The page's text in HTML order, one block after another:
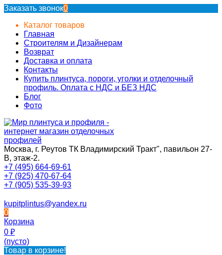
Заказать звонок0
Каталог товаров
Главная
Строителям и Дизайнерам
Возврат
Доставка и оплата
Контакты
Купить плинтуса, пороги, уголки и отделочный
профиль. Оплата с НДС и БЕЗ НДС
Блог
Фото
Москва, г. Реутов ТК Владимирский Тракт", павильон 27-
В, этаж-2.
+7 (495) 664-69-61
+7 (925) 470-67-64
+7 (905) 535-39-93
kupitplintus@yandex.ru
0
Корзина
0 ₽
(пусто)
Товар в корзине!